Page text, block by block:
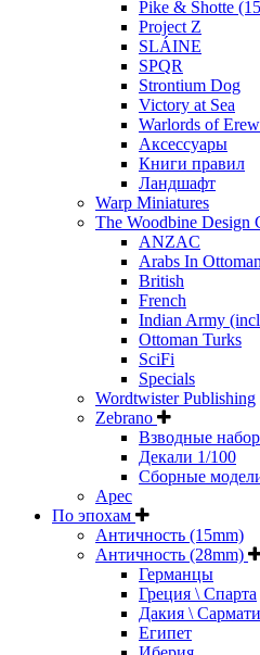
Pike & Shotte
Project Z
SLÁINE
SPQR
Strontium Dog
Victory at Sea
Warlords of
Аксессуары
Книги правил
Ландшафт
Warp Miniatures
The Woodbine Design
ANZAC
Arabs In
British
French
Indian Army
Ottoman Turks
SciFi
Specials
Wordtwister Publishing
Zebrano
Взводные
Декали 1/100
Сборные
Арес
По эпохам
Античность (15mm)
Античность (28mm)
Германцы
Греция \ Спарта
Дакия \
Египет